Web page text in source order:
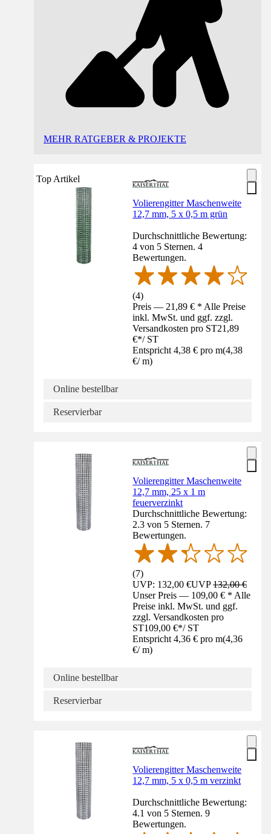
MEHR RATGEBER & PROJEKTE
Top Artikel
Volierengitter Maschenweite
12,7 mm, 5 x 0,5 m grün
Durchschnittliche Bewertung:
4 von 5 Sternen. 4
Bewertungen.
(4)
Preis — 21,89 € * Alle Preise
inkl. MwSt. und ggf. zzgl.
Versandkosten pro ST21,89
€*/ ST
Entspricht 4,38 € pro m(4,38
€/ m)
Online bestellbar
Reservierbar
Volierengitter Maschenweite
12,7 mm, 25 x 1 m
feuerverzinkt
Durchschnittliche Bewertung:
2.3 von 5 Sternen. 7
Bewertungen.
(7)
UVP: 132,00 €UVP132,00 €
Unser Preis — 109,00 € * Alle
Preise inkl. MwSt. und ggf.
zzgl. Versandkosten pro
ST109,00 €*/ ST
Entspricht 4,36 € pro m(4,36
€/ m)
Online bestellbar
Reservierbar
Volierengitter Maschenweite
12,7 mm, 5 x 0,5 m verzinkt
Durchschnittliche Bewertung:
4.1 von 5 Sternen. 9
Bewertungen.